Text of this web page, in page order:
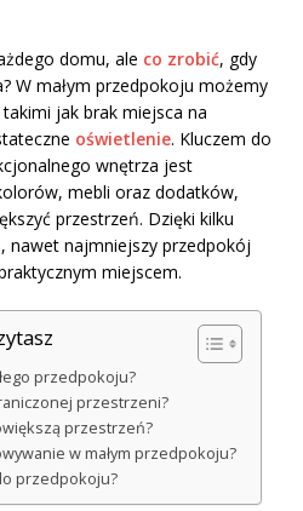
domu, ale co zrobić, gdy
W małym przedpokoju możemy
jak brak miejsca na
oświetlenie. Kluczem do
wnętrza jest
mebli oraz dodatków,
przestrzeń. Dzięki kilku
najmniejszy przedpokój
miejscem.
przedpokoju?
przestrzeni?
przestrzeń?
w małym przedpokoju?
przedpokoju?